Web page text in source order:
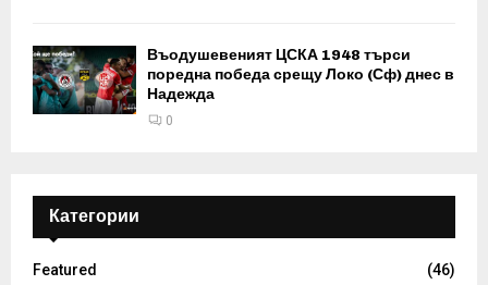
Въодушевеният ЦСКА 1948 търси
поредна победа срещу Локо (Сф) днес в
Надежда
0
Категории
Featured
(46)